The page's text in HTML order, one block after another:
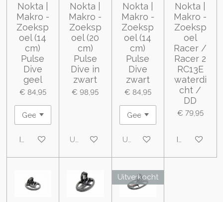
Nokta |
Makro -
Zoeksp
oel (14
cm)
Pulse
Dive
geel
€ 84,95
In winkelwagen
Nokta |
Makro -
Zoeksp
oel (20
cm)
Pulse
Dive in
zwart
€ 98,95
Uitverkocht
Nokta |
Makro -
Zoeksp
oel (14
cm)
Pulse
Dive
zwart
€ 84,95
Uitverkocht
Nokta |
Makro -
Zoeksp
oel
Racer /
Racer 2
RC13E
waterdi
cht /
DD
€ 79,95
In
Uitverkocht